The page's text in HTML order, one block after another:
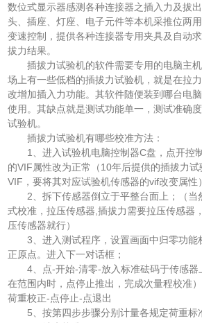
数位式显示器感测各种连接器之插入力及拔
头、插座、灯座、电子元件等本机采推位两
变速控制，提供各种连接器专用夹具及自动
拔力结果。
插拔力试验机的软件需要专用的电脑主机
场上有一些低档的插拔力试验机，就是在拉
改增加插入力功能。其软件随便装到哪台电
使用。其缺点就是测试功能单一，测试准确
试验机。
插拔力试验机有哪些校准方法：
1、进入试验机电脑控制器C盘，点开控
的VIF属性改为正常（10年后提供的插拔力试
VIF，要将其对应试验机传感器的vif改变属性
2、拆下传感器倒立于平整台面上；（当
式校准，拉压传感器,插拔力需要拉压传感器
压传感器就行）
3、进入测试程序，设置画面中归零功能
正原点。进入下一对话框；
4、点-开始-清零-放入标准砝码于传感器
在范围内时，点停止推出，完成次量程校准
荷重校正-点停止-点退出
5、按第四步步骤分别计量各规定荷重标